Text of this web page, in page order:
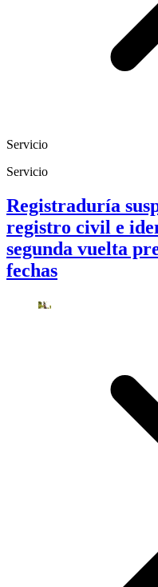
Servicio
Servicio
Registraduría
registro civil e
segunda vuelta
fechas